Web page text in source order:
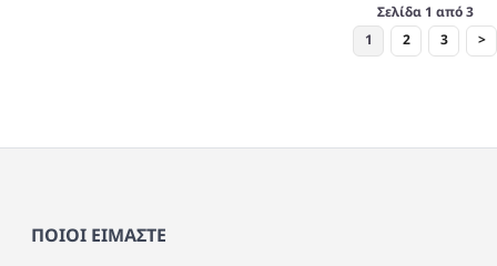
ΜΑΥΡΟ ΓΥΨΙΝΟΣ 60Χ80ΕΚ
Σελίδα 1 από 3
1
2 3 >
ΠΟΙΟΙ ΕΙΜΑΣΤΕ